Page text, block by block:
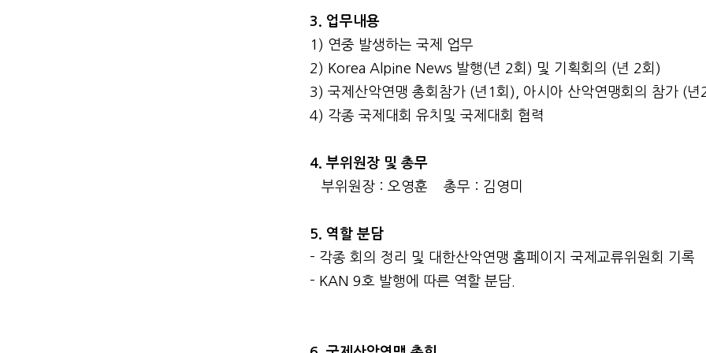
3. 업무내용
1) 연중 발생하는 국제 업무
2) Korea Alpine News 발행(년 2회) 및 기획회의 (년 2회)
3) 국제산악연맹 총회참가 (년1회), 아시아 산악연맹회의 참가 (년
4) 각종 국제대회 유치및 국제대회 협력
4. 부위원장 및 총무
부위원장 : 오영훈 총무 : 김영미
5. 역할 분담
- 각종 회의 정리 및 대한산악연맹 홈페이지 국제교류위원회 기록
- KAN 9호 발행에 따른 역할 분담.